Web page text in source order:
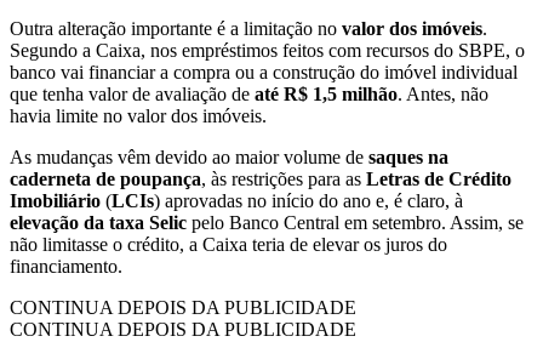
Outra alteração importante é a limitação no valor dos imóveis.
Segundo a Caixa, nos empréstimos feitos com recursos do SBPE, o
banco vai financiar a compra ou a construção do imóvel individual
que tenha valor de avaliação de até R$ 1,5 milhão. Antes, não
havia limite no valor dos imóveis.
As mudanças vêm devido ao maior volume de saques na
caderneta de poupança, às restrições para as Letras de Crédito
Imobiliário (LCIs) aprovadas no início do ano e, é claro, à
elevação da taxa Selic pelo Banco Central em setembro. Assim, se
não limitasse o crédito, a Caixa teria de elevar os juros do
financiamento.
CONTINUA DEPOIS DA PUBLICIDADE
CONTINUA DEPOIS DA PUBLICIDADE